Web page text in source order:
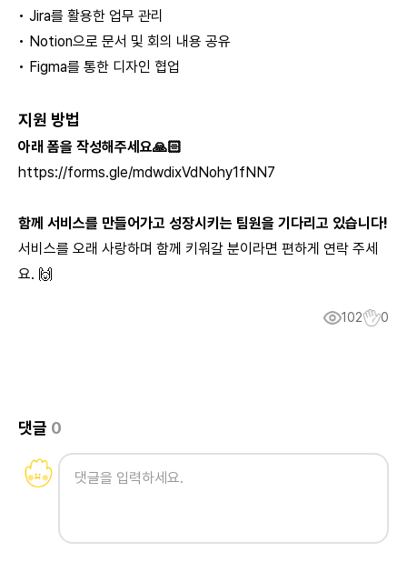
• Jira를 활용한 업무 관리
• Notion으로 문서 및 회의 내용 공유
• Figma를 통한 디자인 협업
지원 방법
아래 폼을 작성해주세요🙏🏻
https://forms.gle/mdwdixVdNohy1fNN7
함께 서비스를 만들어가고 성장시키는 팀원을 기다리고 있습니다!
서비스를 오래 사랑하며 함께 키워갈 분이라면 편하게 연락 주세
요. 🙌
102 0
댓글 0